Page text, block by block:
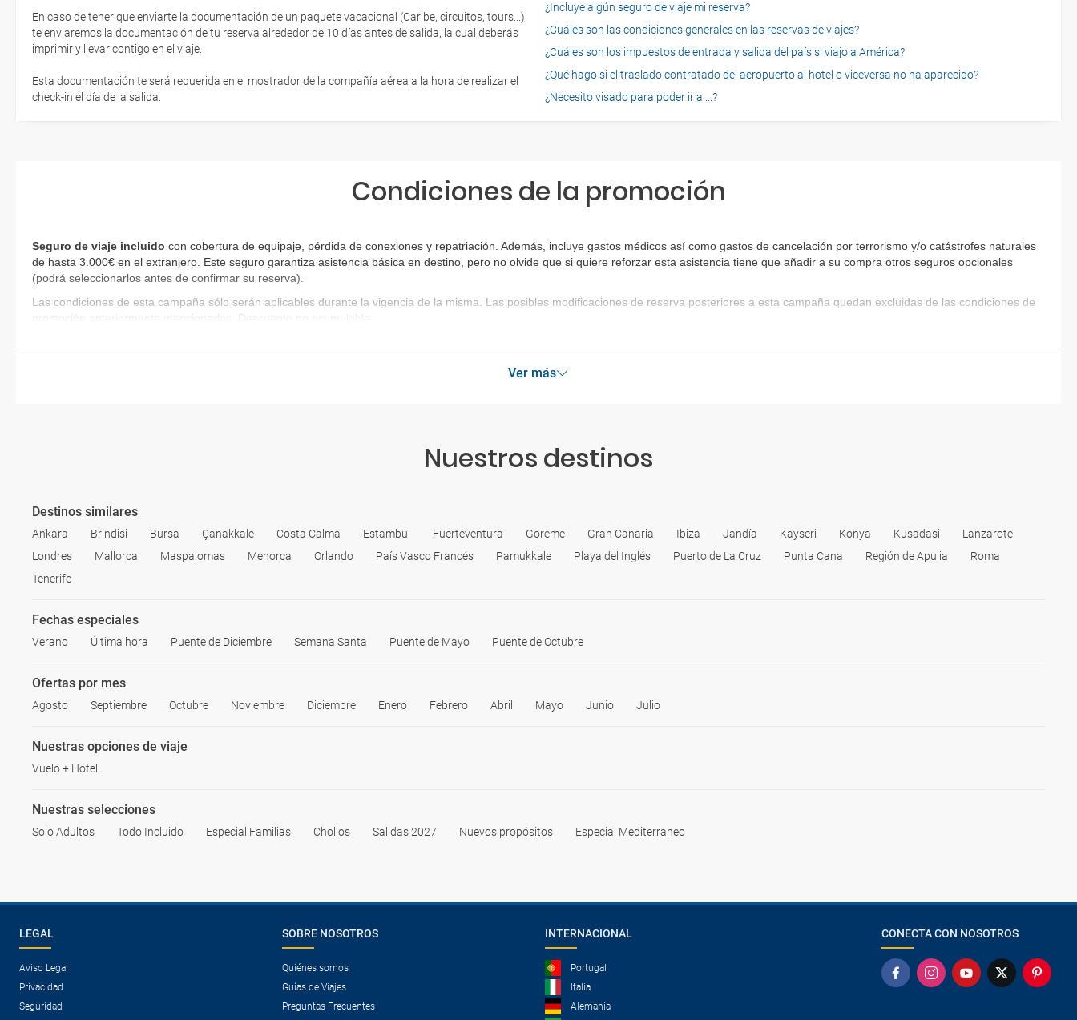
En caso de tener que enviarte la documentación de un paquete vacacional (Caribe, circuitos, tours...)
te enviaremos la documentación de tu reserva alrededor de 10 días antes de salida, la cual deberás
imprimir y llevar contigo en el viaje.
Esta documentación te será requerida en el mostrador de la compañía aérea a la hora de realizar el
check-in el día de la salida.
¿Incluye algún seguro de viaje mi reserva?
¿Cuáles son las condiciones generales en las reservas de viajes?
¿Cuáles son los impuestos de entrada y salida del país si viajo a América?
¿Qué hago si el traslado contratado del aeropuerto al hotel o viceversa no ha aparecido?
¿Necesito visado para poder ir a ...?
Condiciones de la promoción
Seguro de viaje incluido con cobertura de equipaje, pérdida de conexiones y repatriación. Además, incluye gastos médicos así como gastos de cancelación por terrorismo y/o catástrofes naturales
de hasta 3.000€ en el extranjero. Este seguro garantiza asistencia básica en destino, pero no olvide que si quiere reforzar esta asistencia tiene que añadir a su compra otros seguros opcionales
(podrá seleccionarlos antes de confirmar su reserva).
Las condiciones de esta campaña sólo serán aplicables durante la vigencia de la misma. Las posibles modificaciones de reserva posteriores a esta campaña quedan excluidas de las condiciones de
promoción anteriormente mencionadas. Descuento no acumulable.
Ver más
Nuestros destinos
Destinos similares
Ankara Brindisi Bursa Çanakkale Costa Calma Estambul Fuerteventura Göreme Gran Canaria Ibiza Jandía Kayseri Konya Kusadasi
Lanzarote
Londres
Mallorca Maspalomas Menorca Orlando País Vasco Francés Pamukkale Playa del Inglés Puerto de La Cruz Punta Cana Región de Apulia
Roma
Tenerife
Fechas especiales
Verano Última hora Puente de Diciembre Semana Santa Puente de Mayo Puente de Octubre
Ofertas por mes
Agosto Septiembre Octubre Noviembre Diciembre Enero Febrero Abril Mayo Junio Julio
Nuestras opciones de viaje
Vuelo + Hotel
Nuestras selecciones
Solo Adultos Todo Incluido Especial Familias Chollos Salidas 2027 Nuevos propósitos Especial Mediterraneo
LEGAL
Aviso Legal
Privacidad
Seguridad
SOBRE NOSOTROS
Quiénes somos
Guías de Viajes
Preguntas Frecuentes
INTERNACIONAL
Portugal
Italia
Alemania
CONECTA CON NOSOTROS